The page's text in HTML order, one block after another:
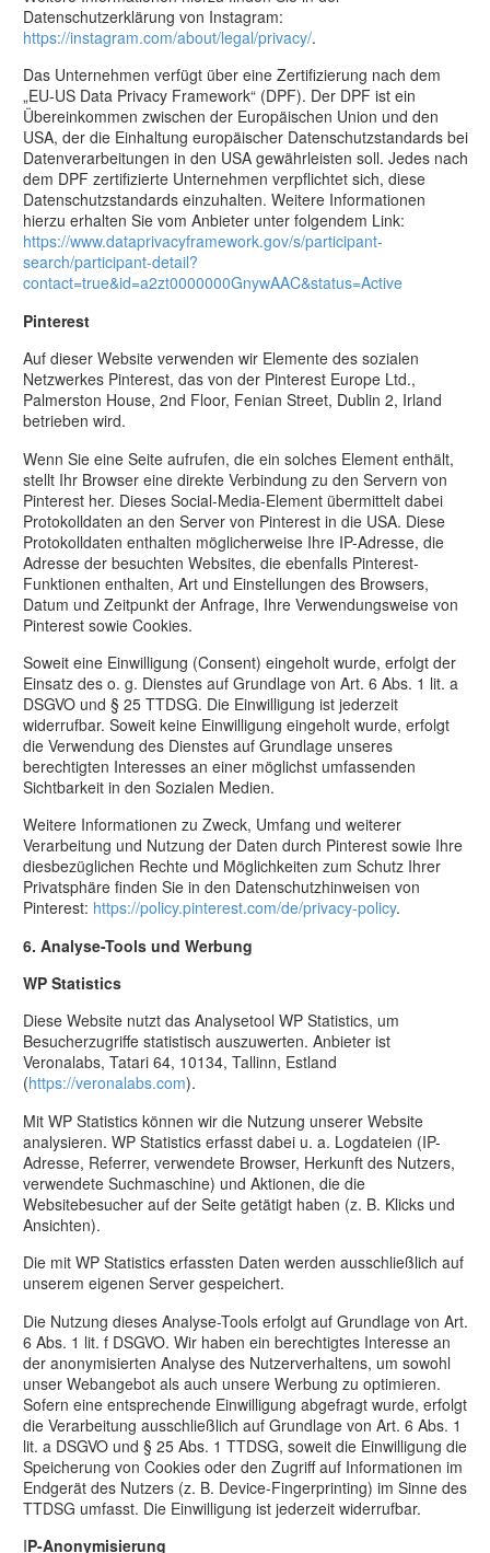
Datenschutzerklärung von Instagram:
https://instagram.com/about/legal/privacy/.
Das Unternehmen verfügt über eine Zertifizierung nach dem
„EU-US Data Privacy Framework“ (DPF). Der DPF ist ein
Übereinkommen zwischen der Europäischen Union und den
USA, der die Einhaltung europäischer Datenschutzstandards bei
Datenverarbeitungen in den USA gewährleisten soll. Jedes nach
dem DPF zertifizierte Unternehmen verpflichtet sich, diese
Datenschutzstandards einzuhalten. Weitere Informationen
hierzu erhalten Sie vom Anbieter unter folgendem Link:
https://www.dataprivacyframework.gov/s/participant-
search/participant-detail?
contact=true&id=a2zt0000000GnywAAC&status=Active
Pinterest
Auf dieser Website verwenden wir Elemente des sozialen
Netzwerkes Pinterest, das von der Pinterest Europe Ltd.,
Palmerston House, 2nd Floor, Fenian Street, Dublin 2, Irland
betrieben wird.
Wenn Sie eine Seite aufrufen, die ein solches Element enthält,
stellt Ihr Browser eine direkte Verbindung zu den Servern von
Pinterest her. Dieses Social-Media-Element übermittelt dabei
Protokolldaten an den Server von Pinterest in die USA. Diese
Protokolldaten enthalten möglicherweise Ihre IP-Adresse, die
Adresse der besuchten Websites, die ebenfalls Pinterest-
Funktionen enthalten, Art und Einstellungen des Browsers,
Datum und Zeitpunkt der Anfrage, Ihre Verwendungsweise von
Pinterest sowie Cookies.
Soweit eine Einwilligung (Consent) eingeholt wurde, erfolgt der
Einsatz des o. g. Dienstes auf Grundlage von Art. 6 Abs. 1 lit. a
DSGVO und § 25 TTDSG. Die Einwilligung ist jederzeit
widerrufbar. Soweit keine Einwilligung eingeholt wurde, erfolgt
die Verwendung des Dienstes auf Grundlage unseres
berechtigten Interesses an einer möglichst umfassenden
Sichtbarkeit in den Sozialen Medien.
Weitere Informationen zu Zweck, Umfang und weiterer
Verarbeitung und Nutzung der Daten durch Pinterest sowie Ihre
diesbezüglichen Rechte und Möglichkeiten zum Schutz Ihrer
Privatsphäre finden Sie in den Datenschutzhinweisen von
Pinterest: https://policy.pinterest.com/de/privacy-policy.
6. Analyse-Tools und Werbung
WP Statistics
Diese Website nutzt das Analysetool WP Statistics, um
Besucherzugriffe statistisch auszuwerten. Anbieter ist
Veronalabs, Tatari 64, 10134, Tallinn, Estland
(https://veronalabs.com).
Mit WP Statistics können wir die Nutzung unserer Website
analysieren. WP Statistics erfasst dabei u. a. Logdateien (IP-
Adresse, Referrer, verwendete Browser, Herkunft des Nutzers,
verwendete Suchmaschine) und Aktionen, die die
Websitebesucher auf der Seite getätigt haben (z. B. Klicks und
Ansichten).
Die mit WP Statistics erfassten Daten werden ausschließlich auf
unserem eigenen Server gespeichert.
Die Nutzung dieses Analyse-Tools erfolgt auf Grundlage von Art.
6 Abs. 1 lit. f DSGVO. Wir haben ein berechtigtes Interesse an
der anonymisierten Analyse des Nutzerverhaltens, um sowohl
unser Webangebot als auch unsere Werbung zu optimieren.
Sofern eine entsprechende Einwilligung abgefragt wurde, erfolgt
die Verarbeitung ausschließlich auf Grundlage von Art. 6 Abs. 1
lit. a DSGVO und § 25 Abs. 1 TTDSG, soweit die Einwilligung die
Speicherung von Cookies oder den Zugriff auf Informationen im
Endgerät des Nutzers (z. B. Device-Fingerprinting) im Sinne des
TTDSG umfasst. Die Einwilligung ist jederzeit widerrufbar.
IP-Anonymisierung